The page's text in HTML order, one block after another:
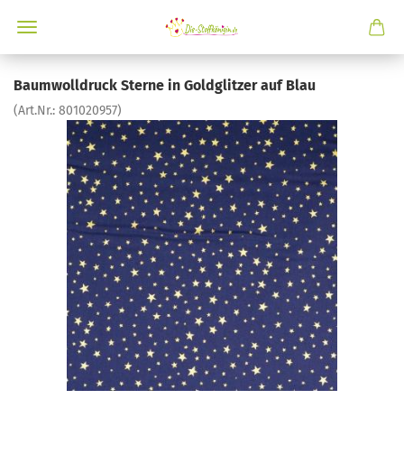
Baumwolldruck Sterne in Goldglitzer auf Blau
(Art.Nr.: 801020957)